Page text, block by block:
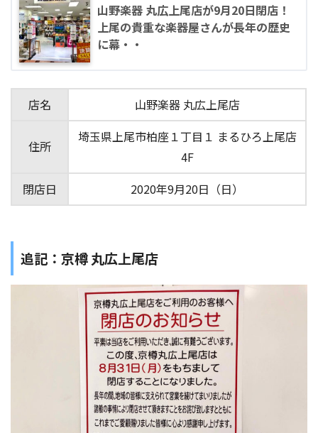
山野楽器 丸広上尾店が9月20日閉店！
上尾の貴重な楽器屋さんが長年の歴史
に幕・・
店名 山野楽器 丸広上尾店
住所
埼玉県上尾市柏座１丁目１ まるひろ上尾店
4F
閉店日
2020年9月20日（日）
追記：京樽 丸広上尾店